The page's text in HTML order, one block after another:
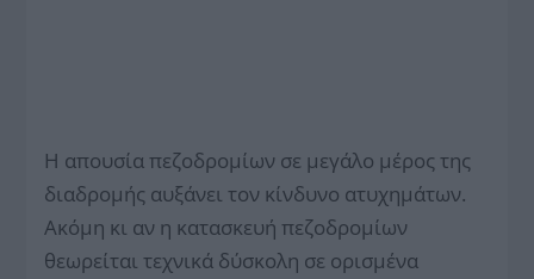
Η απουσία πεζοδρομίων σε μεγάλο μέρος της
διαδρομής αυξάνει τον κίνδυνο ατυχημάτων.
Ακόμη κι αν η κατασκευή πεζοδρομίων
θεωρείται τεχνικά δύσκολη σε ορισμένα